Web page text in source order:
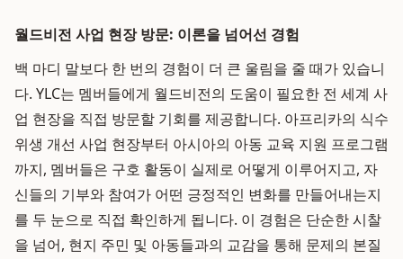
월드비전 사업 현장 방문: 이론을 넘어선 경험
백 마디 말보다 한 번의 경험이 더 큰 울림을 줄 때가 있습니
다. YLC는 멤버들에게 월드비전의 도움이 필요한 전 세계 사
업 현장을 직접 방문할 기회를 제공합니다. 아프리카의 식수
위생 개선 사업 현장부터 아시아의 아동 교육 지원 프로그램
까지, 멤버들은 구호 활동이 실제로 어떻게 이루어지고, 자
신들의 기부와 참여가 어떤 긍정적인 변화를 만들어내는지
를 두 눈으로 직접 확인하게 됩니다. 이 경험은 단순한 시찰
을 넘어, 현지 주민 및 아동들과의 교감을 통해 문제의 본질